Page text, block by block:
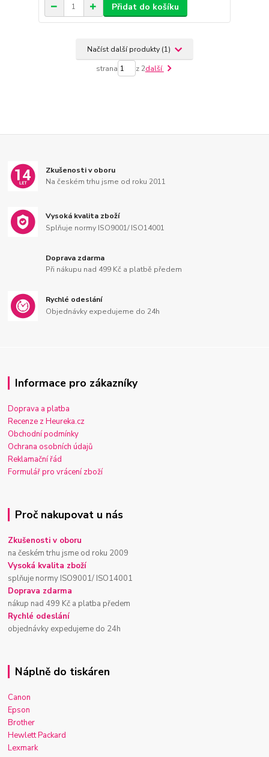
Přidat do košíku
Načíst další produkty (1)
strana z 2další
Zkušenosti v oboru
Na českém trhu jsme od roku 2011
Vysoká kvalita zboží
Splňuje normy ISO9001/ ISO14001
Doprava zdarma
Při nákupu nad 499 Kč a platbě předem
Rychlé odeslání
Objednávky expedujeme do 24h
Informace pro zákazníky
Doprava a platba
Recenze z Heureka.cz
Obchodní podmínky
Ochrana osobních údajů
Reklamační řád
Formulář pro vrácení zboží
Proč nakupovat u nás
Zkušenosti v oboru
na českém trhu jsme od roku 2009
Vysoká kvalita zboží
splňuje normy ISO9001/ ISO14001
Doprava zdarma
nákup nad 499 Kč a platba předem
Rychlé odeslání
objednávky expedujeme do 24h
Náplně do tiskáren
Canon
Epson
Brother
Hewlett Packard
Lexmark